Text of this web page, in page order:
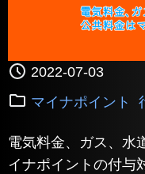
2022-07-03
マイナポイント
電気料金、ガス、水
イナポイントの付与